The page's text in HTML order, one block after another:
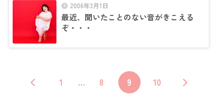
2006年3月1日
最近、聞いたことのない音がきこえる
ぞ・・・
1 … 8 9 10